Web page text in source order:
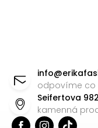
info@
odpovíme co
Seifertova
kamenná